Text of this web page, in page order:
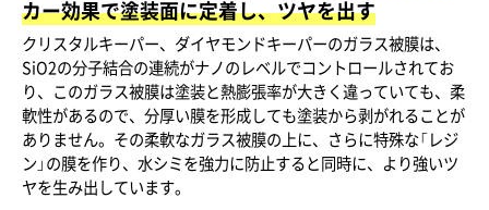
カー効果で塗装面に定着し、ツヤを出す
クリスタルキーパー、ダイヤモンドキーパーのガラス被膜は、
SiO2の分子結合の連続がナノのレベルでコントロールされてお
り、このガラス被膜は塗装と熱膨張率が大きく違っていても、柔
軟性があるので、分厚い膜を形成しても塗装から剥がれることが
ありません。その柔軟なガラス被膜の上に、さらに特殊な「レジ
ン」の膜を作り、水シミを強力に防止すると同時に、より強いツ
ヤを生み出しています。